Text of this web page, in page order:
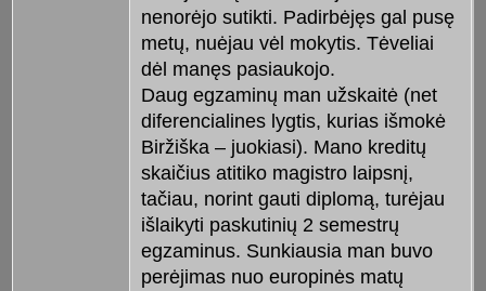
nenorėjo sutikti. Padirbėjęs gal pusę
metų, nuėjau vėl mokytis. Tėveliai
dėl manęs pasiaukojo.
Daug egzaminų man užskaitė (net
diferencialines lygtis, kurias išmokė
Biržiška – juokiasi). Mano kreditų
skaičius atitiko magistro laipsnį,
tačiau, norint gauti diplomą, turėjau
išlaikyti paskutinių 2 semestrų
egzaminus. Sunkiausia man buvo
perėjimas nuo europinės matų